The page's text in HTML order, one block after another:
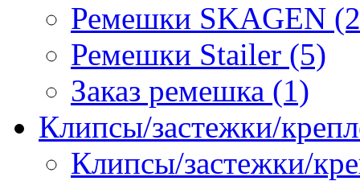
Ремешки SKAGEN
Ремешки Stailer (5)
Заказ ремешка (1)
Клипсы/застежки/
Клипсы/застежки/